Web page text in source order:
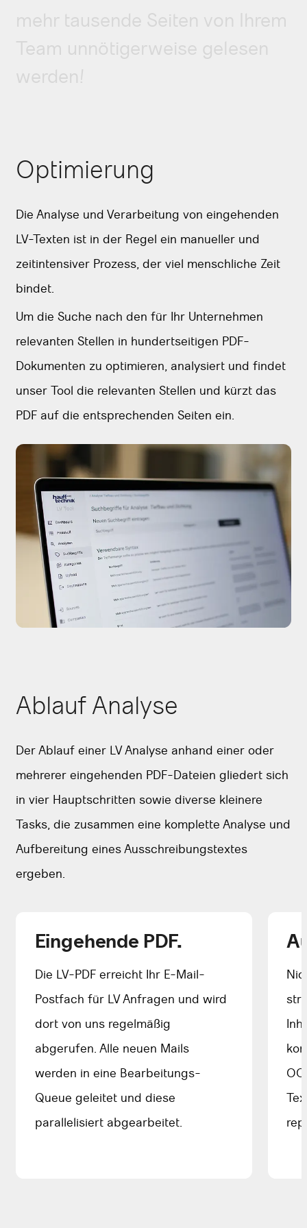
mehr tausende Seiten von Ihrem
Team unnötigerweise gelesen
werden!
Optimierung
Die Analyse und Verarbeitung von eingehenden
LV-Texten ist in der Regel ein manueller und
zeitintensiver Prozess, der viel menschliche Zeit
bindet.
Um die Suche nach den für Ihr Unternehmen
relevanten Stellen in hundertseitigen PDF-
Dokumenten zu optimieren, analysiert und findet
unser Tool die relevanten Stellen und kürzt das
PDF auf die entsprechenden Seiten ein.
Ablauf Analyse
Der Ablauf einer LV Analyse anhand einer oder
mehrerer eingehenden PDF-Dateien gliedert sich
in vier Hauptschritten sowie diverse kleinere
Tasks, die zusammen eine komplette Analyse und
Aufbereitung eines Ausschreibungstextes
ergeben.
Eingehende PDF.
Die LV-PDF erreicht Ihr E-Mail-
Postfach für LV Anfragen und wird
dort von uns regelmäßig
abgerufen. Alle neuen Mails
werden in eine Bearbeitungs-
Queue geleitet und diese
parallelisiert abgearbeitet.